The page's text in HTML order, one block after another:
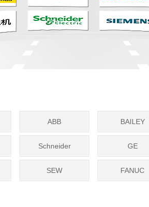
ABB BAILEY
Schneider GE
SEW FANUC